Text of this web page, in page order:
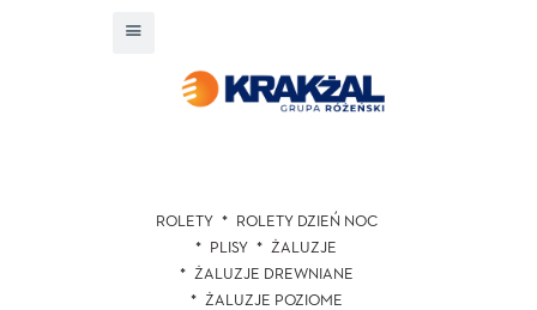
ROLETY
ROLETY DZIEŃ NOC
PLISY
ŻALUZJE
ŻALUZJE DREWNIANE
ŻALUZJE POZIOME